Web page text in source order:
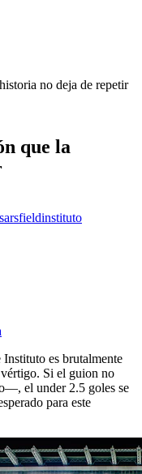
no deja de repetir
que la
instituto
es brutalmente
Si el guion no
el under 2.5 goles se
para este